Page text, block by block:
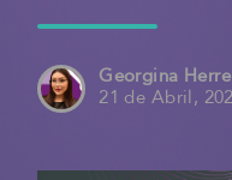
Georgina
21 de Abril,